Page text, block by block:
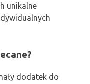
unikalne
dodatek do